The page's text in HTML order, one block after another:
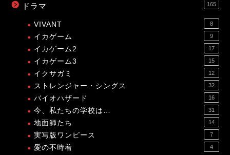
ドラマ 165
VIVANT 8
イカゲーム 9
イカゲーム2 17
イカゲーム3 15
イクサガミ 12
ストレンジャー・シングス 32
バイオハザード 16
今、私たちの学校は… 31
地面師たち 14
実写版ワンピース 7
愛の不時着 4